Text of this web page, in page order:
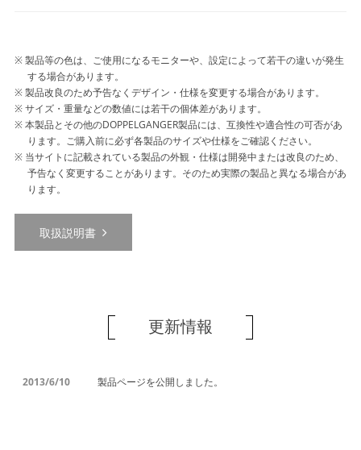
製品等の色は、ご使用になるモニターや、設定によって若干の違いが発生
する場合があります。
製品改良のため予告なくデザイン・仕様を変更する場合があります。
サイズ・重量などの数値には若干の個体差があります。
本製品とその他のDOPPELGANGER製品には、互換性や適合性の可否があ
ります。ご購入前に必ず各製品のサイズや仕様をご確認ください。
当サイトに記載されている製品の外観・仕様は開発中または改良のため、
予告なく変更することがあります。そのため実際の製品と異なる場合があ
ります。
取扱説明書
更新情報
2013/6/10 製品ページを公開しました。